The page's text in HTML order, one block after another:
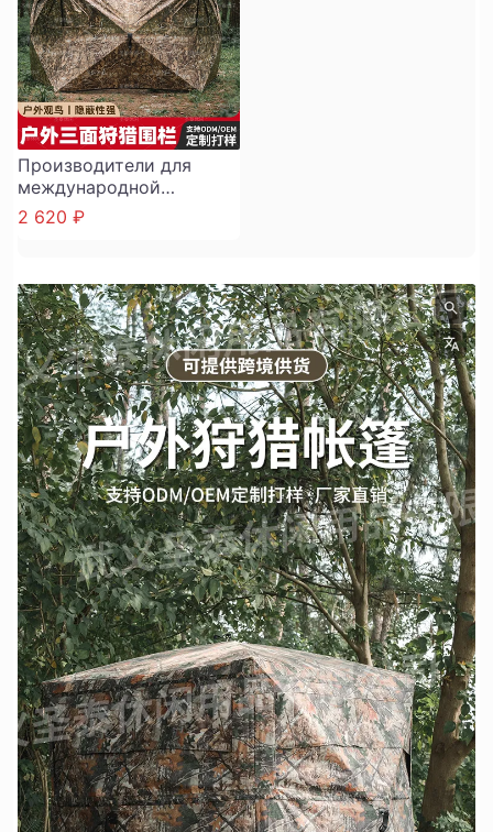
Производители для
международной
торговли могут
2 620 ₽